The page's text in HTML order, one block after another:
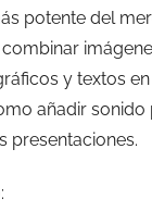
potente del
y textos
añadir
presentaciones.